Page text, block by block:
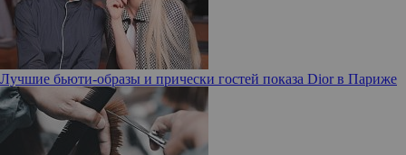
Лучшие бьюти-образы и прически гостей показа Dior в Париже